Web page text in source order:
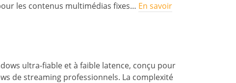
les contenus multimédias fixes… En savoir
ultra-fiable et à faible latence, conçu pour
de streaming professionnels. La complexité